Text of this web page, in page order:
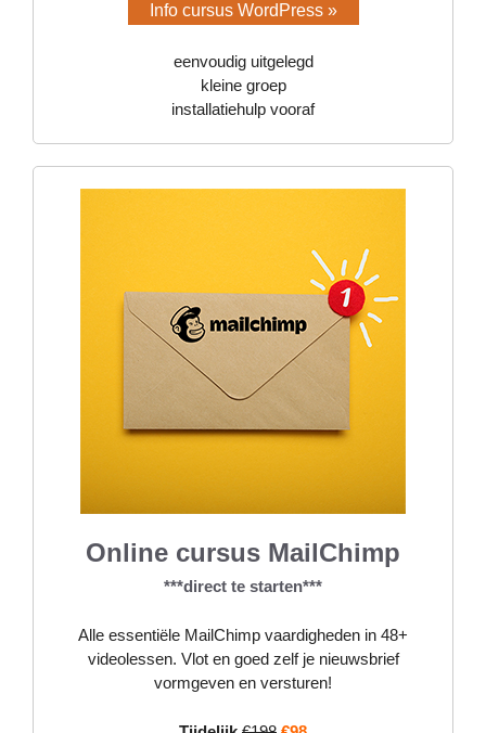
Info cursus WordPress »
eenvoudig uitgelegd
kleine groep
installatiehulp vooraf
Online cursus MailChimp
***direct te starten***
Alle essentiële MailChimp vaardigheden in 48+
videolessen. Vlot en goed zelf je nieuwsbrief
vormgeven en versturen!